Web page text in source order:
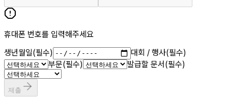
휴대폰 번호를 입력해주세요
생년월일(필수) 대회 / 행사(필수)
부문(필수) 발급할 문서(필수)
제출